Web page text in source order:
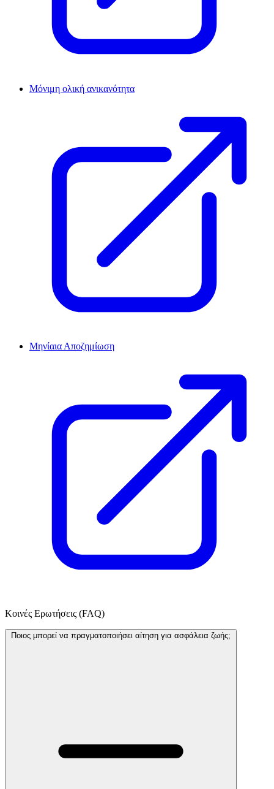
Μόνιμη ολική ανικανότητα
Μηνίαια Αποζημίωση
Κοινές Ερωτήσεις (FAQ)
Ποιος μπορεί να πραγματοποιήσει αίτηση για ασφάλεια ζωής;